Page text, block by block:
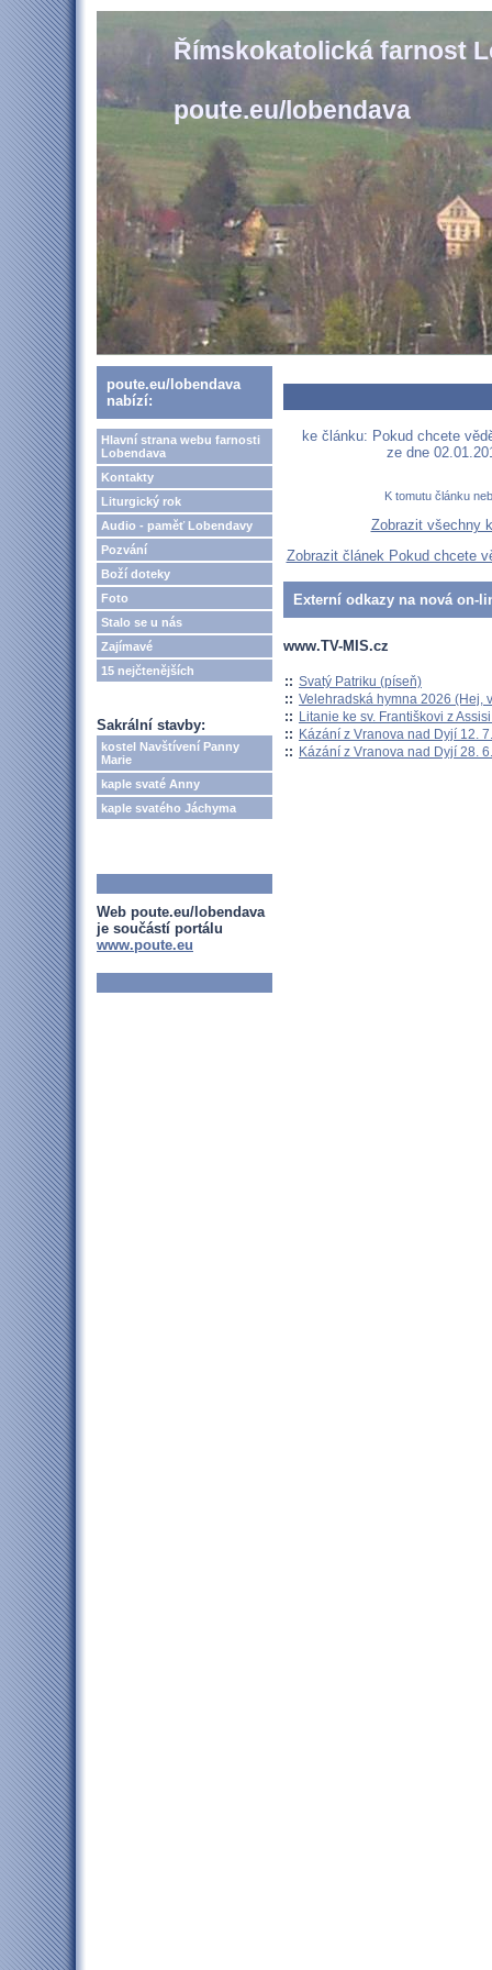
Římskokatolická farnost
poute.eu/lobendava
poute.eu/lobendava
nabízí:
Hlavní strana webu farnosti
Lobendava
Kontakty
Liturgický rok
Audio - paměť Lobendavy
Pozvání
Boží doteky
Foto
Stalo se u nás
Zajímavé
15 nejčtenějších
Sakrální stavby:
kostel Navštívení Panny
Marie
kaple svaté Anny
kaple svatého Jáchyma
Web poute.eu/lobendava
je součástí portálu
www.poute.eu
ke článku: Pokud chcete
ze dne
K tomutu článku
Zobrazit všechny
Zobrazit článek Pokud chcete
Externí odkazy na nová on-
www.TV-MIS.cz
:: Svatý Patriku (píseň)
:: Velehradská hymna 2026 (Hej,
:: Litanie ke sv. Františkovi z
:: Kázání z Vranova nad Dyjí 12.
:: Kázání z Vranova nad Dyjí 28.